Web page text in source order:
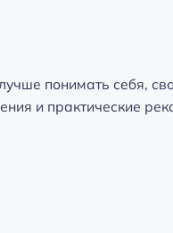
понимать себя,
и практические